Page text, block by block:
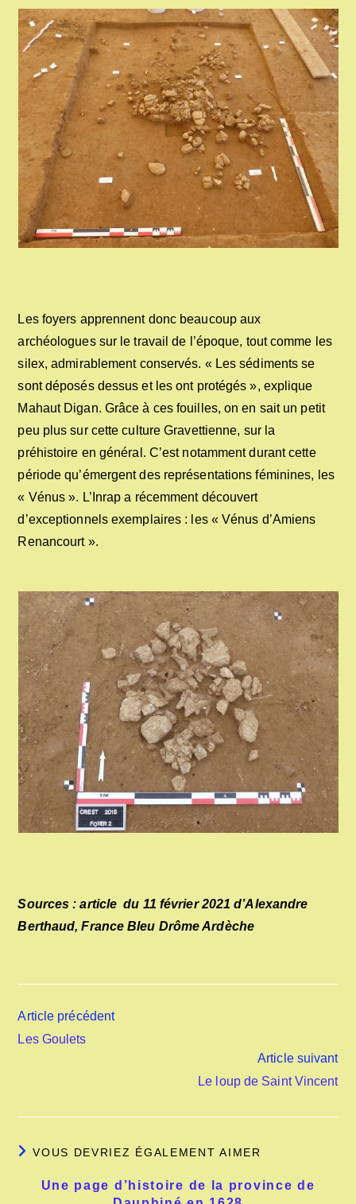
Les foyers apprennent donc beaucoup aux
archéologues sur le travail de l’époque, tout comme les
silex, admirablement conservés. « Les sédiments se
sont déposés dessus et les ont protégés », explique
Mahaut Digan. Grâce à ces fouilles, on en sait un petit
peu plus sur cette culture Gravettienne, sur la
préhistoire en général. C’est notamment durant cette
période qu’émergent des représentations féminines, les
« Vénus ». L’Inrap a récemment découvert
d’exceptionnels exemplaires : les « Vénus d’Amiens
Renancourt ».
Sources : article du 11 février 2021 d’Alexandre
Berthaud, France Bleu Drôme Ardèche
Read
articles
Article précédent
Les Goulets
Article suivant
Le loup de Saint Vincent
VOUS DEVRIEZ ÉGALEMENT AIMER
Une page d’histoire de la province de